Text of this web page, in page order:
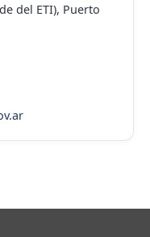
del ETI), Puerto